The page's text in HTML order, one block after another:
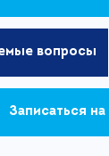
вопросы
Записаться